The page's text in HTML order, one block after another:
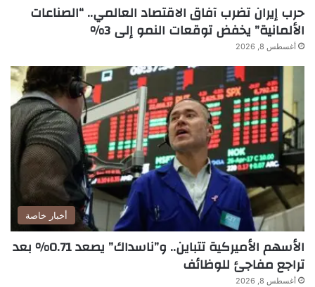
حرب إيران تضرب آفاق الاقتصاد العالمي.. “الصناعات
الألمانية” يخفض توقعات النمو إلى 3%
أغسطس 8, 2026
أخبار خاصة
الأسهم الأميركية تتباين.. و”ناسداك” يصعد 0.71% بعد
تراجع مفاجئ للوظائف
أغسطس 8, 2026